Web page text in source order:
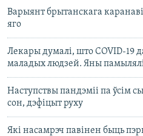
Варыянт брытанскага
яго
Лекары думалі, што COVID-19
маладых людзей. Яны
Наступствы пандэміі па ўсім
сон, дэфіцыт руху
Які насамрэч павінен быць